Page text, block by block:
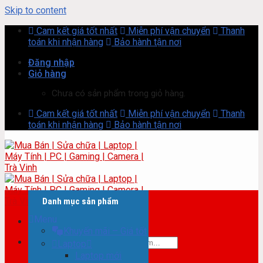
Skip to content
Cam kết giá tốt nhất
Miễn phí vận chuyển
Thanh
toán khi nhận hàng
Bảo hành tận nơi
Đăng nhập
Giỏ hàng
Chưa có sản phẩm trong giỏ hàng.
Cam kết giá tốt nhất Miễn phí vận chuyển
Thanh
toán khi nhận hàng
Bảo hành tận nơi
Tìm kiếm:
Danh mục sản phẩm